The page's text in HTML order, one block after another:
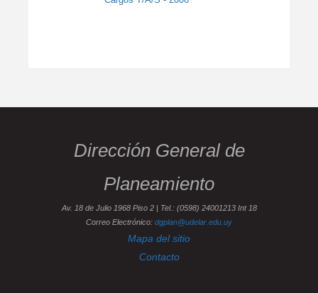
Dirección General de
Planeamiento
Av. 18 de Julio 1968 Piso 2 | Tel.: (0598) 24001213 Int 18
Correo Electrónico: dgplan@udelar.edu.uy
Mapa del sitio
Contacto